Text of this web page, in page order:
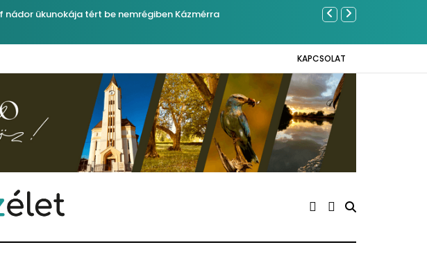
ükunokája tért be nemrégiben Kázmérra
KAPCSOLAT